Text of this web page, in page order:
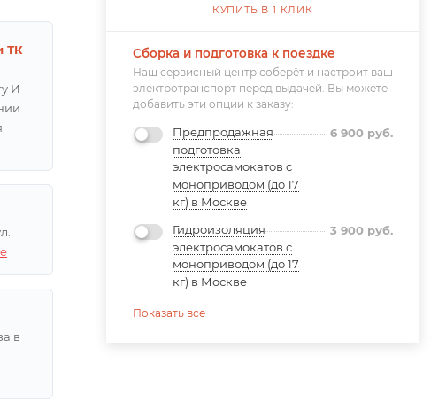
ТК
И
в
КУПИТЬ В 1 КЛИК
Сборка и подготовка к поездке
Наш сервисный центр соберёт и настроит ваш
электротранспорт перед выдачей. Вы можете
добавить эти опции к заказу:
Предпродажная
подготовка
электросамокатов с
моноприводом (до 17
кг) в Москве
6 900руб.
Гидроизоляция
электросамокатов с
моноприводом (до 17
кг) в Москве
3 900руб.
Показать все